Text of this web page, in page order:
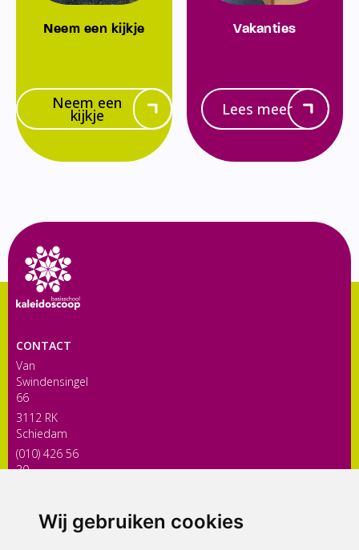
Wij gebruiken cookies
Neem een kijkje
Neem een
kijkje
Vakanties
Lees meer
CONTACT
Van
Swindensingel
66
3112 RK
Schiedam
(010) 426 56
30
ONDERDEEL VAN